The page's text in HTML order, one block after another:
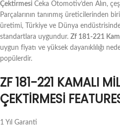
Çektirmesi Ceka Otomotiv’den Alın,
Parçalarının tanınmış üreticilerinden
üretimi, Türkiye ve Dünya
standartlara uygundur. Zf 181-221
uygun fiyatı ve yüksek dayanıklılığı
popülerdir.
ZF 181-221 KAMALI
ÇEKTIRMESI
1 Yıl Garanti